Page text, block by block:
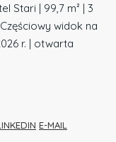
Stari | 99,7 m² | 3
widok na
r. | otwarta
E-MAIL